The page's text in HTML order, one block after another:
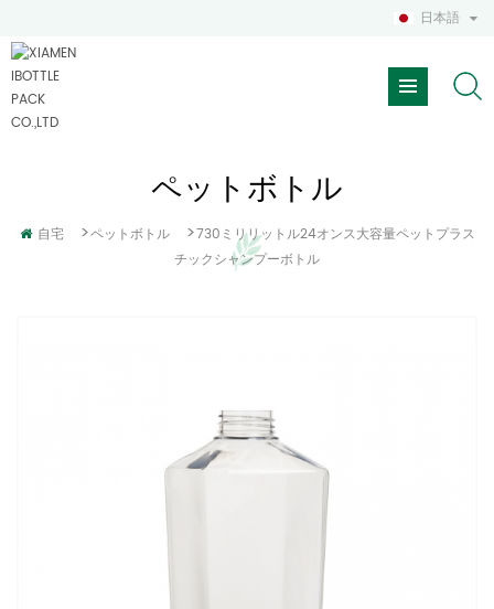
日本語
ペットボトル
自宅 >ペットボトル >730ミリリットル24オンス大容量ペットプラス
チックシャンプーボトル